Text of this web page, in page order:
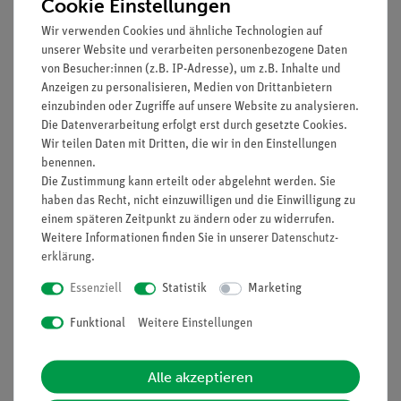
Media / Downloads
Kunden interessierten sich auch
für…
Abitur Physik Sensor-
Set mit Cobra
Cobra SMARTsense
Current - Sensor zur
Cookie Einstellungen
Wir verwenden Cookies und ähnliche Technologien auf
unserer Website und verarbeiten personenbezogene Daten
von Besucher:innen (z.B. IP-Adresse), um z.B. Inhalte und
Anzeigen zu personalisieren, Medien von Drittanbietern
einzubinden oder Zugriffe auf unsere Website zu analysieren.
Die Datenverarbeitung erfolgt erst durch gesetzte Cookies.
Wir teilen Daten mit Dritten, die wir in den Einstellungen
benennen.
Die Zustimmung kann erteilt oder abgelehnt werden. Sie
haben das Recht, nicht einzuwilligen und die Einwilligung zu
einem späteren Zeitpunkt zu ändern oder zu widerrufen.
Weitere Informationen finden Sie in unserer Daten­schutz­
erklärung.
Essenziell Statistik Marketing
Funktional Weitere Einstellungen
Alle akzeptieren